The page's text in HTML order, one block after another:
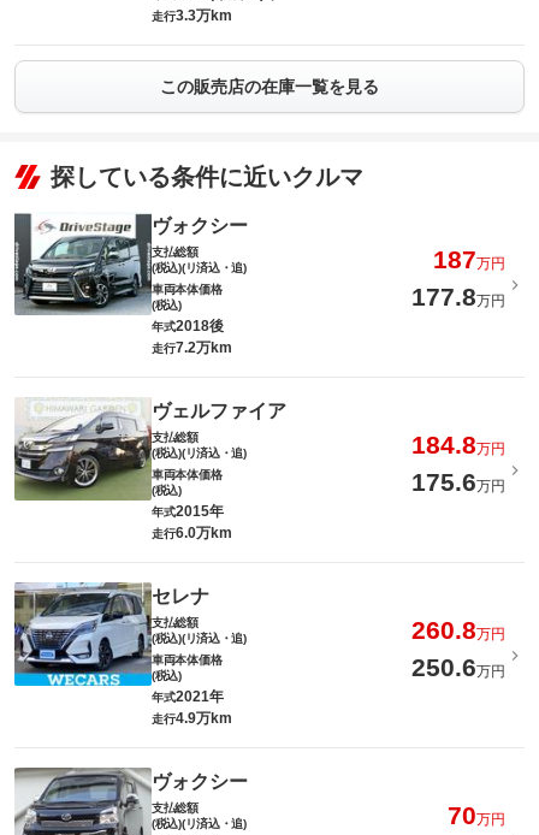
走行3.3万km
この販売店の在庫一覧を見る
探している条件に近いクルマ
ヴォクシー
支払総額
(税込)(リ済込・追)
187万円
車両本体価格
(税込)
177.8万円
年式2018後
走行7.2万km
ヴェルファイア
支払総額
(税込)(リ済込・追)
184.8万円
車両本体価格
(税込)
175.6万円
年式2015年
走行6.0万km
セレナ
支払総額
(税込)(リ済込・追)
260.8万円
車両本体価格
(税込)
250.6万円
年式2021年
走行4.9万km
ヴォクシー
支払総額
(税込)(リ済込・追)
70万円